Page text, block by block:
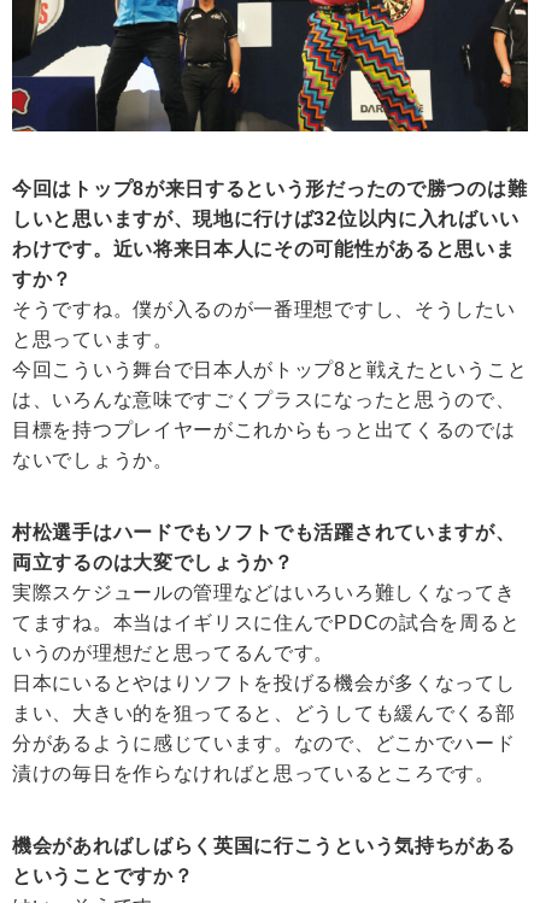
今回はトップ8が来日するという形だったので勝つのは難
しいと思いますが、現地に行けば32位以内に入ればいい
わけです。近い将来日本人にその可能性があると思いま
すか？
そうですね。僕が入るのが一番理想ですし、そうしたい
と思っています。
今回こういう舞台で日本人がトップ8と戦えたということ
は、いろんな意味ですごくプラスになったと思うので、
目標を持つプレイヤーがこれからもっと出てくるのでは
ないでしょうか。
村松選手はハードでもソフトでも活躍されていますが、
両立するのは大変でしょうか？
実際スケジュールの管理などはいろいろ難しくなってき
てますね。本当はイギリスに住んでPDCの試合を周ると
いうのが理想だと思ってるんです。
日本にいるとやはりソフトを投げる機会が多くなってし
まい、大きい的を狙ってると、どうしても緩んでくる部
分があるように感じています。なので、どこかでハード
漬けの毎日を作らなければと思っているところです。
機会があればしばらく英国に行こうという気持ちがある
ということですか？